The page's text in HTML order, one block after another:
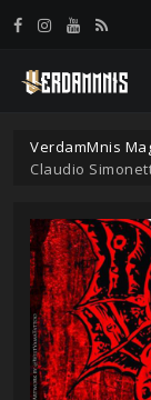
VerdamMnis
Claudio
Panneau de